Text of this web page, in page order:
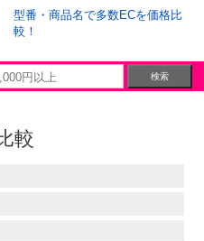
型番・商品名で多数ECを価格比
較！
較